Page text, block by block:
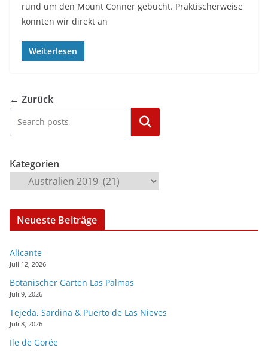
rund um den Mount Conner gebucht. Praktischerweise
konnten wir direkt an
Weiterlesen
← Zurück
Kategorien
Kategorien
Neueste Beiträge
Alicante
Juli 12, 2026
Botanischer Garten Las Palmas
Juli 9, 2026
Tejeda, Sardina & Puerto de Las Nieves
Juli 8, 2026
Ile de Gorée